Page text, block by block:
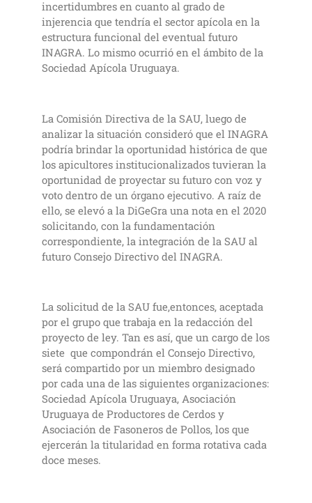
incertidumbres en cuanto al grado de
injerencia que tendría el sector apícola en la
estructura funcional del eventual futuro
INAGRA. Lo mismo ocurrió en el ámbito de la
Sociedad Apícola Uruguaya.
La Comisión Directiva de la SAU, luego de
analizar la situación consideró que el INAGRA
podría brindar la oportunidad histórica de que
los apicultores institucionalizados tuvieran la
oportunidad de proyectar su futuro con voz y
voto dentro de un órgano ejecutivo. A raíz de
ello, se elevó a la DiGeGra una nota en el 2020
solicitando, con la fundamentación
correspondiente, la integración de la SAU al
futuro Consejo Directivo del INAGRA.
La solicitud de la SAU fue,entonces, aceptada
por el grupo que trabaja en la redacción del
proyecto de ley. Tan es así, que un cargo de los
siete que compondrán el Consejo Directivo,
será compartido por un miembro designado
por cada una de las siguientes organizaciones:
Sociedad Apícola Uruguaya, Asociación
Uruguaya de Productores de Cerdos y
Asociación de Fasoneros de Pollos, los que
ejercerán la titularidad en forma rotativa cada
doce meses.